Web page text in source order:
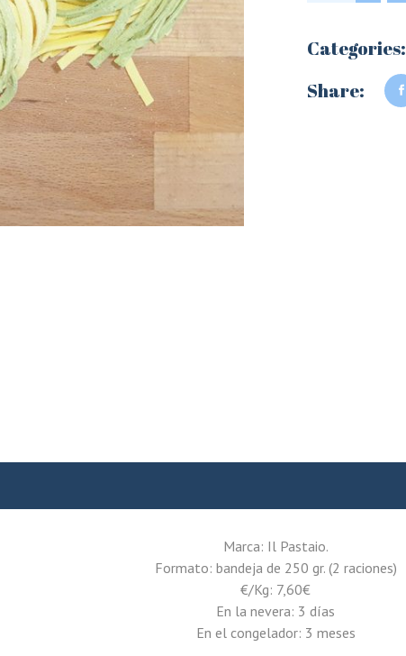
Categories:
Share:
Marca: Il Pastaio.
Formato: bandeja de 250 gr. (2 raciones)
€/Kg: 7,60€
En la nevera: 3 días
En el congelador: 3 meses